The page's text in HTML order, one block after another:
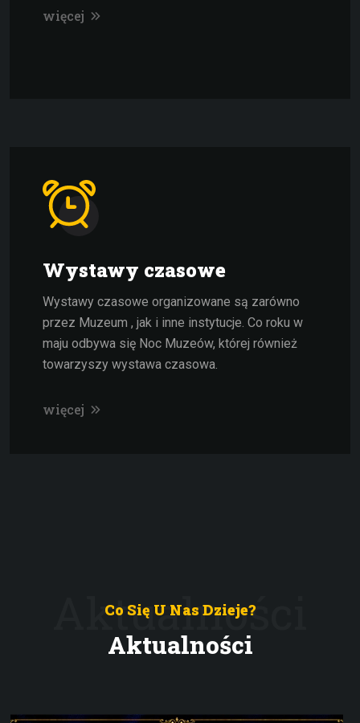
więcej
Wystawy czasowe
Wystawy czasowe organizowane są zarówno
przez Muzeum , jak i inne instytucje. Co roku w
maju odbywa się Noc Muzeów, której również
towarzyszy wystawa czasowa.
więcej
Aktualności
Co Się U Nas Dzieje?
Aktualności